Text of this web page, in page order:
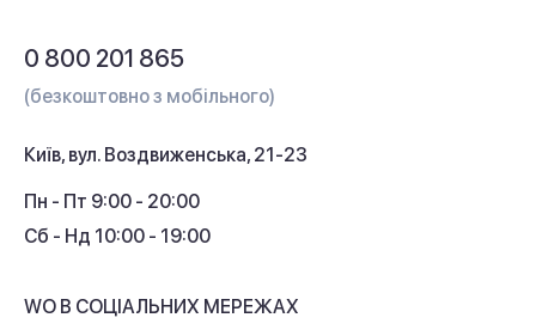
Кешбек
0 800 201 865
(безкоштовно з мобільного)
Київ, вул. Воздвиженська, 21-23
Пн - Пт 9:00 - 20:00
Сб - Нд 10:00 - 19:00
WO В СОЦІАЛЬНИХ МЕРЕЖАХ